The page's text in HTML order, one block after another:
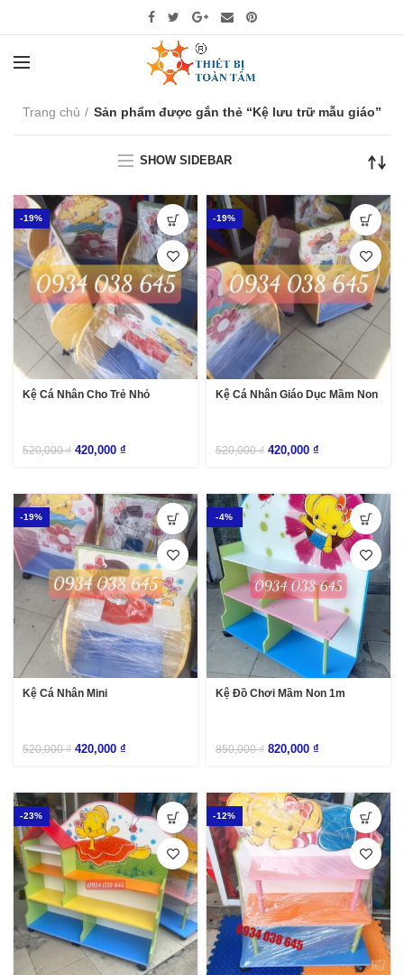
Trang chủ Sản phẩm được gắn thẻ “Kệ lưu trữ mẫu giáo”
SHOW SIDEBAR
-19%
Kệ Cá Nhân Cho Trẻ Nhỏ
520,000₫ 420,000 ₫
-19%
Kệ Cá Nhân Giáo Dục Mầm Non
520,000₫ 420,000 ₫
-19%
Kệ Cá Nhân Mini
520,000₫ 420,000 ₫
-4%
Kệ Đồ Chơi Mầm Non 1m
850,000₫ 820,000 ₫
-23% -12%